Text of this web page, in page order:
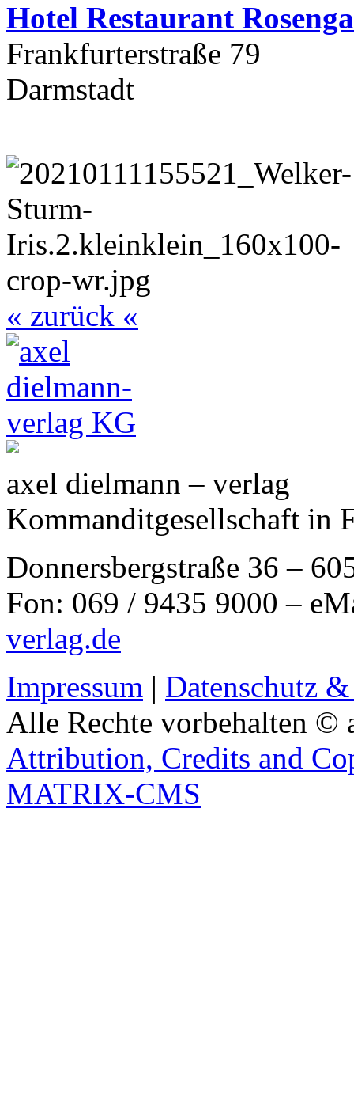
Hotel Restaurant
Frankfurterstraße 79
Darmstadt
« zurück «
axel dielmann – verlag
Kommanditgesellschaft in
Donnersbergstraße 36 –
Fon: 069 / 9435 9000 –
verlag.de
Impressum | Datenschutz
Alle Rechte vorbehalten ©
Attribution, Credits and
MATRIX-CMS